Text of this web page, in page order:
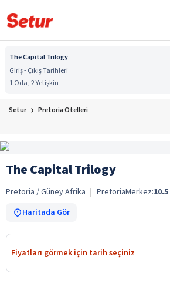
The Capital Trilogy
Giriş - Çıkış Tarihleri
1 Oda, 2 Yetişkin
Setur Pretoria Otelleri
The Capital Trilogy
Pretoria / Güney Afrika | PretoriaMerkez:10.5
Haritada Gör
Fiyatları görmek için tarih seçiniz